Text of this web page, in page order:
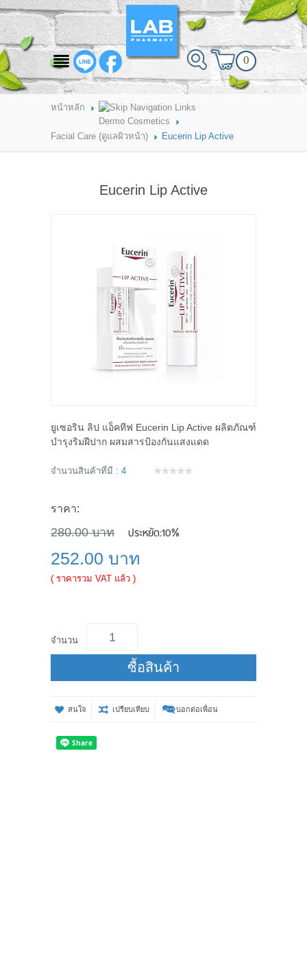
สินค้าที่สนใจ
HOME
ABOUT LAB PHARMACY
PRODUCT
HOW TO ORDER
0
หน้าหลัก
Dermo Cosmetics
Facial Care (ดูแลผิวหน้า)
Eucerin Lip Active
Eucerin Lip Active
ยูเซอริน ลิป แอ็คทีฟ Eucerin Lip Active ผลิตภัณฑ์
บำรุงริมฝีปาก ผสมสารป้องกันแสงแดด
จำนวนสินค้าที่มี : 4
ราคา:
280.00 บาท ประหยัด:10%
252.00 บาท
( ราคารวม VAT แล้ว )
จำนวน
ซื้อสินค้า
สนใจ เปรียบเทียบ บอกต่อเพื่อน